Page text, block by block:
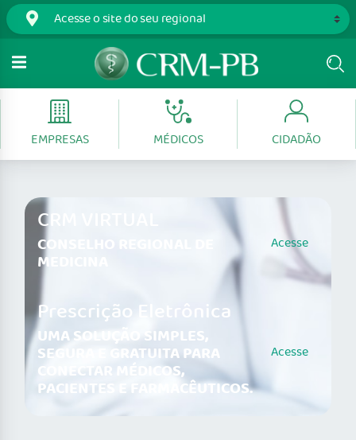
EMPRESAS MÉDICOS CIDADÃO
CRM VIRTUAL
CONSELHO REGIONAL DE
MEDICINA
Acesse
Prescrição Eletrônica
UMA SOLUÇÃO SIMPLES,
SEGURA E GRATUITA PARA
CONECTAR MÉDICOS,
PACIENTES E FARMACÊUTICOS.
Acesse